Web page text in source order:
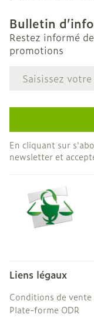
Bulletin
Restez informé
promotions
Adresse mail
En cliquant sur
newsletter et
Liens légaux
Conditions de vente
Plate-forme ODR